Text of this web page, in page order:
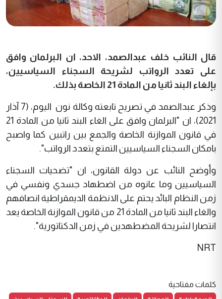
قال النائب خلف عبدالصمد، الاحد، ان البرلمان وافق
على تعدد الرواتب لشريحة السجناء السياسيين،
بإلغاء البند ثانيا من المادة 21 الخاصة بذلك.
وذكر عبدالصمد في تصريح تابعته وكالة نون اليوم، (7 آذار
2021)، ان "البرلمان وافق على الغاء البند ثانيا من المادة 21
في قانون الموازنة الخاصة والجمع بين راتبين كما واصبح
بامكان السجناء السياسيين التمتع بتعدد الرواتب".
وأوضح النائب عن دولة القانون، ان "تضحيات السجناء
السياسيين وما عانوه من اضطهاد جسدي ونفسي في
زمن النظام البائد يحتم على الانظمة الديمقراطية انصافهم
والغاء البند ثانيا من المادة 21 من قانون الموازنة الخاصة يعد
انتصارا لشريحة المضطهدين في زمن الدكتاتورية".
NRT
كلمات مفتاحية